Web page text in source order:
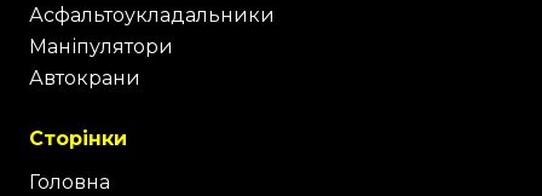
Асфальтоукладальники
Маніпулятори
Автокрани
Сторінки
Головна